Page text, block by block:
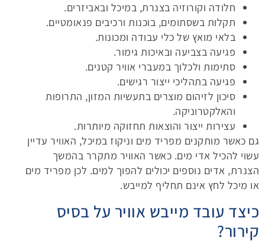
חלודה וקורוזיה בצנרת, במיכל ובאביזרים.
תקלות בשסתומים, בוכנות ורכיבים פנאומטיים.
בלאי מואץ של כלי עבודה ומכונות.
פגיעה בצביעה ובאיכות גימור.
סתימות ולכלוך במעברי אוויר קטנים.
פגיעה בתהליכי ייצור רגישים.
סיכון לזיהום מוצרים בתעשיות המזון, התרופות
והאלקטרוניקה.
עצירות ייצור והוצאות תחזוקה מיותרות.
גם כאשר מותקנים מפריד מים וניקוז במיכל, האוויר עדיין
עשוי להכיל אדי מים. כאשר האוויר מתקרר בהמשך
הצנרת, אדים נוספים יכולים להפוך למים. לכן מפריד מים
או מיכל לחץ אינם תחליף למייבש.
כיצד עובד מייבש אוויר על בסיס
קירור?